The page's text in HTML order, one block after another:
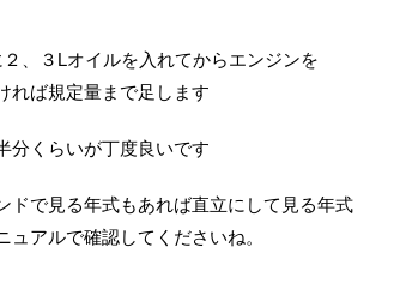
、３Lオイルを入れてからエンジンを
れば規定量まで足します
分くらいが丁度良いです
ドで見る年式もあれば直立にして見る年式
アルで確認してくださいね。